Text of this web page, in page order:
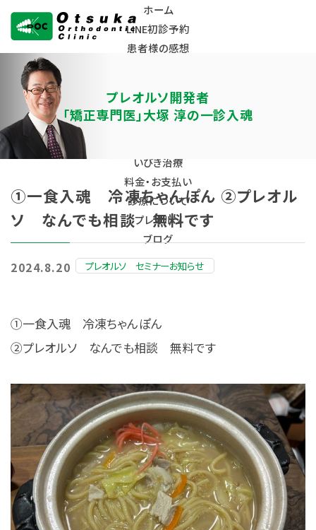
大塚矯正歯科クリニ
ック
ホーム
LINE初診予約
患者様の感想
スタッフ募集
こどもの矯正
いびき治療
料金・お支払い
診療について
プレオルソ
ブログ
プレオルソ開発者
「矯正専門医」大塚 淳の一診入魂
①一食入魂 冷凍ちゃんぽん ②プレオル
ソ なんでも相談 無料です
2024.8.20 プレオルソ セミナーお知らせ
①一食入魂 冷凍ちゃんぽん
②プレオルソ なんでも相談 無料です